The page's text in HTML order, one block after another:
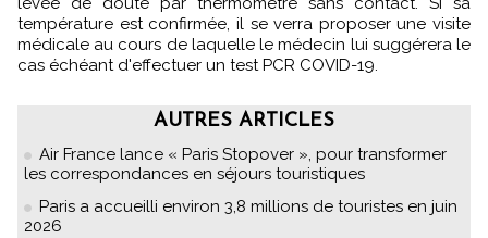
température est confirmée, il se verra proposer une visite
médicale au cours de laquelle le médecin lui suggérera le
cas échéant d'effectuer un test PCR COVID-19.
AUTRES ARTICLES
Air France lance « Paris Stopover », pour transformer
les correspondances en séjours touristiques
Paris a accueilli environ 3,8 millions de touristes en juin
2026